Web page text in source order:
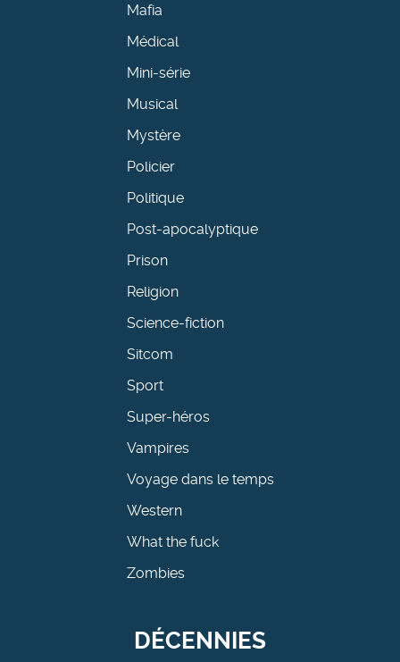
Mafia
Médical
Mini-série
Musical
Mystère
Policier
Politique
Post-apocalyptique
Prison
Religion
Science-fiction
Sitcom
Sport
Super-héros
Vampires
Voyage dans le temps
Western
What the fuck
Zombies
DÉCENNIES